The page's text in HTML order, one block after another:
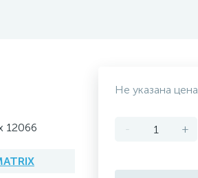
12066
Не указана цена
- +